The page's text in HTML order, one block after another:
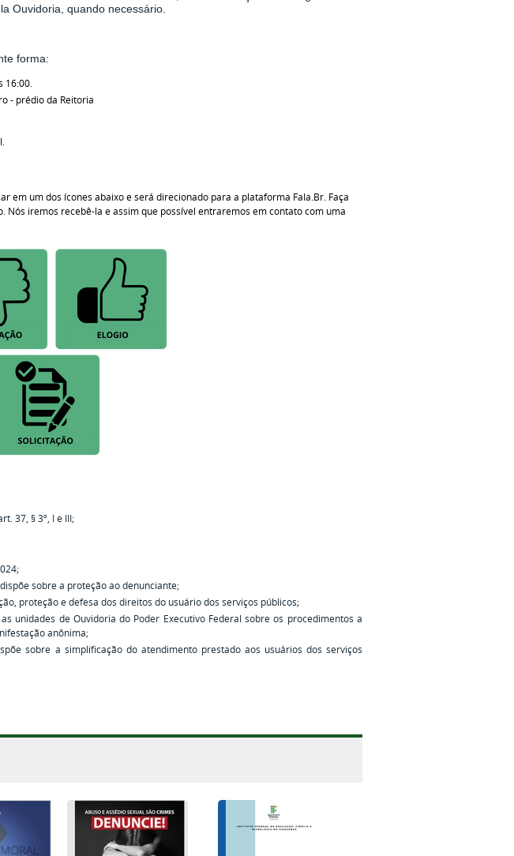
Ouvidoria, quando necessário.
forma:
16:00.
- prédio da Reitoria
em um dos ícones abaixo e será direcionado para a plataforma Fala.Br. Faça
iremos recebê-la e assim que possível entraremos em contato com uma
37, § 3º, I e III;
sobre a proteção ao denunciante;
proteção e defesa dos direitos do usuário dos serviços públicos;
unidades de Ouvidoria do Poder Executivo Federal sobre os procedimentos a
anônima;
sobre a simplificação do atendimento prestado aos usuários dos serviços